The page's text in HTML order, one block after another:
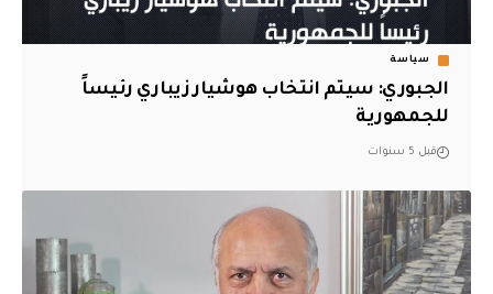
سياسة
الجبوري: سيتم انتخاب هوشيار زيباري رئيساً
للجمهورية
قبل 5 سنوات